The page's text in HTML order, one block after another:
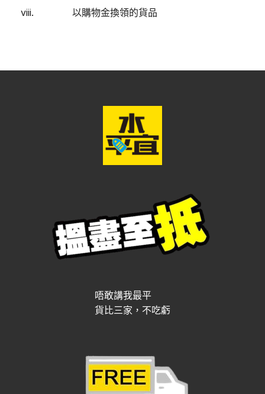
viii. 以購物金換領的貨品
唔敢講我最平
貨比三家，不吃虧